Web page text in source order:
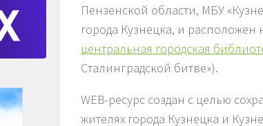
Пензенской области, МБУ
города Кузнецка, и
центральная городская
Сталинградской битве»).
WEB-ресурс создан с целью
жителях города Кузнецка и